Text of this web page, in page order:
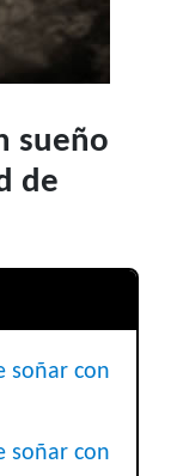
sueño
de
soñar con
soñar con